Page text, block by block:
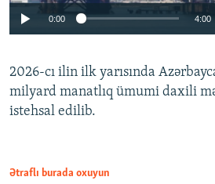
Auto 240p 360p
0:00 4:00
2026-cı ilin ilk yarısında
milyard manatlıq ümumi daxili
istehsal edilib.
Ətraflı burada oxuyun